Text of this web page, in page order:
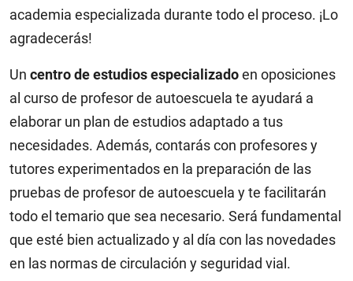
academia especializada durante todo el proceso. ¡Lo
agradecerás!
Un centro de estudios especializadoen oposiciones
al curso de profesor de autoescuela te ayudará a
elaborar un plan de estudios adaptado a tus
necesidades. Además, contarás con profesores y
tutores experimentados en la preparación de las
pruebas de profesor de autoescuela y te facilitarán
todo el temario que sea necesario. Será fundamental
que esté bien actualizado y al día con las novedades
en las normas de circulación y seguridad vial.